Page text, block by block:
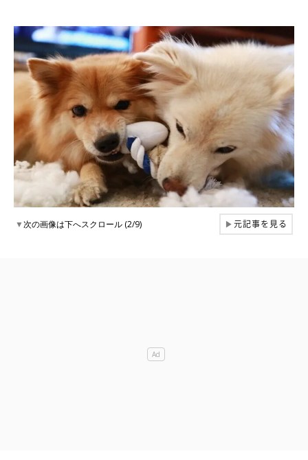
▼次の画像は下へスクロール (2/9) ▶元記事を見る